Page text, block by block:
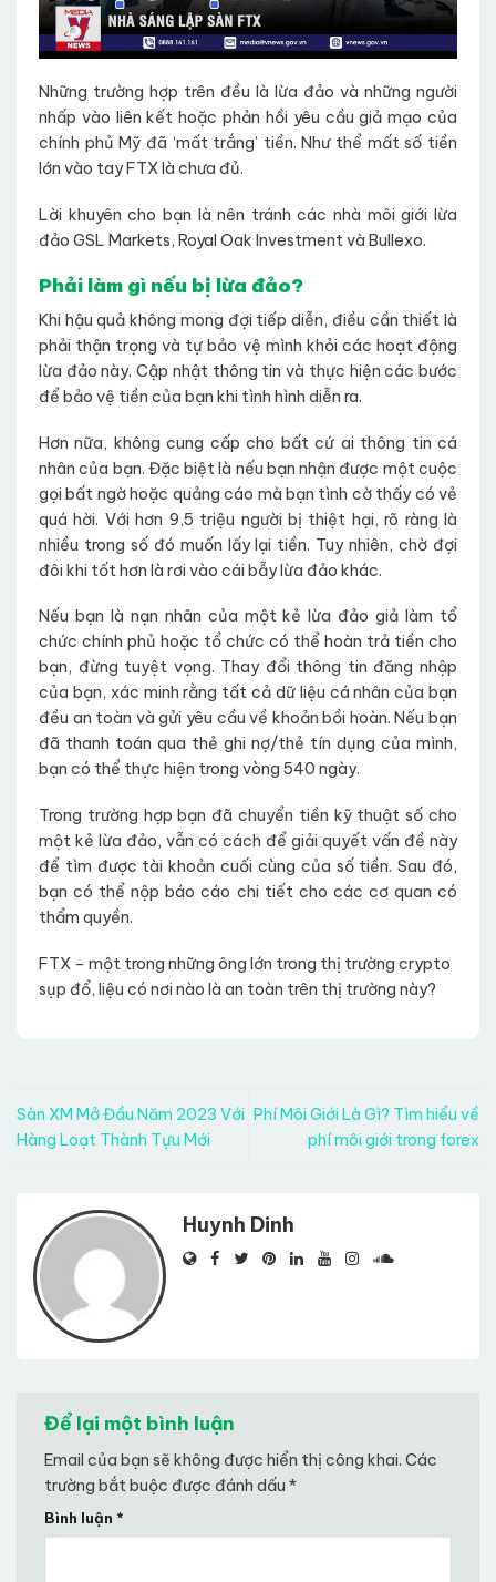
Những trường hợp trên đều là lừa đảo và những người
nhấp vào liên kết hoặc phản hồi yêu cầu giả mạo của
chính phủ Mỹ đã ‘mất trắng’ tiền. Như thể mất số tiền
lớn vào tay FTX là chưa đủ.
Lời khuyên cho bạn là nên tránh các nhà môi giới lừa
đảo GSL Markets, Royal Oak Investment và Bullexo.
Phải làm gì nếu bị lừa đảo?
Khi hậu quả không mong đợi tiếp diễn, điều cần thiết là
phải thận trọng và tự bảo vệ mình khỏi các hoạt động
lừa đảo này. Cập nhật thông tin và thực hiện các bước
để bảo vệ tiền của bạn khi tình hình diễn ra.
Hơn nữa, không cung cấp cho bất cứ ai thông tin cá
nhân của bạn. Đặc biệt là nếu bạn nhận được một cuộc
gọi bất ngờ hoặc quảng cáo mà bạn tình cờ thấy có vẻ
quá hời. Với hơn 9,5 triệu người bị thiệt hại, rõ ràng là
nhiều trong số đó muốn lấy lại tiền. Tuy nhiên, chờ đợi
đôi khi tốt hơn là rơi vào cái bẫy lừa đảo khác.
Nếu bạn là nạn nhân của một kẻ lừa đảo giả làm tổ
chức chính phủ hoặc tổ chức có thể hoàn trả tiền cho
bạn, đừng tuyệt vọng. Thay đổi thông tin đăng nhập
của bạn, xác minh rằng tất cả dữ liệu cá nhân của bạn
đều an toàn và gửi yêu cầu về khoản bồi hoàn. Nếu bạn
đã thanh toán qua thẻ ghi nợ/thẻ tín dụng của mình,
bạn có thể thực hiện trong vòng 540 ngày.
Trong trường hợp bạn đã chuyển tiền kỹ thuật số cho
một kẻ lừa đảo, vẫn có cách để giải quyết vấn đề này
để tìm được tài khoản cuối cùng của số tiền. Sau đó,
bạn có thể nộp báo cáo chi tiết cho các cơ quan có
thẩm quyền.
FTX – một trong những ông lớn trong thị trường crypto
sụp đổ, liệu có nơi nào là an toàn trên thị trường này?
Sàn XM Mở Đầu Năm 2023 Với
Hàng Loạt Thành Tựu Mới
Phí Môi Giới Là Gì? Tìm hiểu về
phí môi giới trong forex
Huynh Dinh
Để lại một bình luận
Email của bạn sẽ không được hiển thị công khai. Các
trường bắt buộc được đánh dấu *
Bình luận *